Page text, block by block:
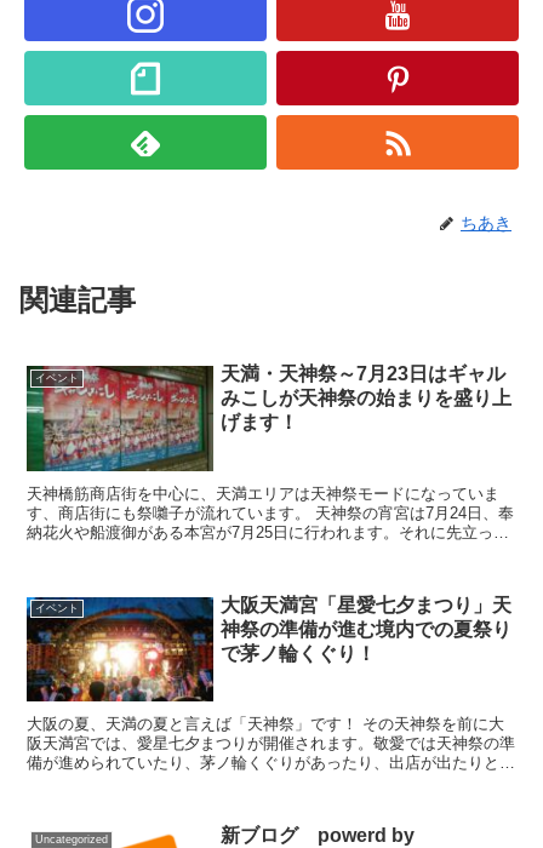
ちあき
関連記事
イベント
天満・天神祭～7月23日はギャル
みこしが天神祭の始まりを盛り上
げます！
天神橋筋商店街を中心に、天満エリアは天神祭モードになっていま
す、商店街にも祭囃子が流れています。 天神祭の宵宮は7月24日、奉
納花火や船渡御がある本宮が7月25日に行われます。それに先立っ
イベント
大阪天満宮「星愛七夕まつり」天
神祭の準備が進む境内での夏祭り
で茅ノ輪くぐり！
大阪の夏、天満の夏と言えば「天神祭」です！ その天神祭を前に大
阪天満宮では、愛星七夕まつりが開催されます。敬愛では天神祭の準
備が進められていたり、茅ノ輪くぐりがあったり、出店が出たりと賑
Uncategorized
新ブログ powerd by